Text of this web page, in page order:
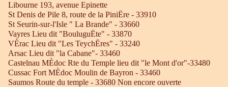
Libourne 193, avenue Epinette
St Denis de Pile 8, route de la PiniËre - 33910
St Seurin-sur-l'Isle " La Brande" - 33660
Vayres Lieu dit "BouluguËte" - 33870
VÈrac Lieu dit "Les TeychËres" - 33240
Arsac Lieu dit "la Cabane"- 33460
Castelnau MÈdoc Rte du Temple lieu dit "le Mont d'or"-33480
Cussac Fort MÈdoc Moulin de Bayron - 33460
Saumos Route du temple - 33680 Non encore ouverte